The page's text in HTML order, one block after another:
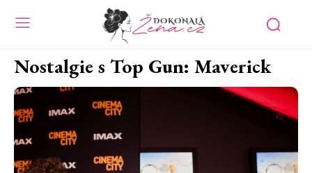
Nostalgie s Top Gun: Maverick